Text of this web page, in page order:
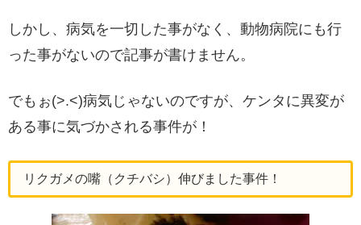
しかし、病気を一切した事がなく、動物病院にも行
った事がないので記事が書けません。
でもぉ(>.<)病気じゃないのですが、ケンタに異変が
ある事に気づかされる事件が！
リクガメの嘴（クチバシ）伸びました事件！